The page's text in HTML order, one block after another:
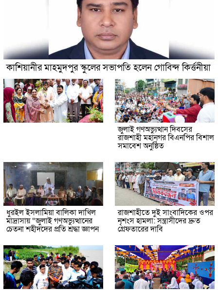
কাশিয়ানীর মাহমুদপুর স্কুলের সভাপতি হলেন গোবিন্দ কির্ত্তনীয়া
জুলাই গণঅভ্যুত্থান দিবসের
রাজশাহী মহানগর বিএনপির বিশাল
সমাবেশ অনুষ্ঠিত
ধুরইল ইসলামিয়া বালিকা দাখিল
মাদ্রাসায় “জুলাই গণঅভ্যুত্থানের
চেতনা শহীদদের প্রতি শ্রদ্ধা জ্ঞাপন
রাজশাহীতে দুই সাংবাদিকের ওপর
নৃশংস হামলা: সন্ত্রাসীদের দ্রুত
গ্রেফতারের দাবি